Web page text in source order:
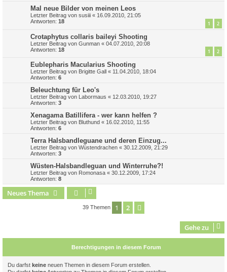
Mal neue Bilder von meinen Leos
Letzter Beitrag von susiii « 16.09.2010, 21:05
Antworten: 18 1 2
Crotaphytus collaris baileyi Shooting
Letzter Beitrag von Gunman « 04.07.2010, 20:08
Antworten: 18 1 2
Eublepharis Macularius Shooting
Letzter Beitrag von Brigitte Gall « 11.04.2010, 18:04
Antworten: 6
Beleuchtung für Leo's
Letzter Beitrag von Labormaus « 12.03.2010, 19:27
Antworten: 3
Xenagama Batillifera - wer kann helfen ?
Letzter Beitrag von Bluthund « 16.02.2010, 11:55
Antworten: 6
Terra Halsbandleguane und deren Einzug...
Letzter Beitrag von Wüstendrachen « 30.12.2009, 21:29
Antworten: 3
Wüsten-Halsbandleguan und Winterruhe?!
Letzter Beitrag von Romonasa « 30.12.2009, 17:24
Antworten: 8
Neues Thema
39 Themen 1 2
Gehe zu
Berechtigungen in diesem Forum
Du darfst keine neuen Themen in diesem Forum erstellen.